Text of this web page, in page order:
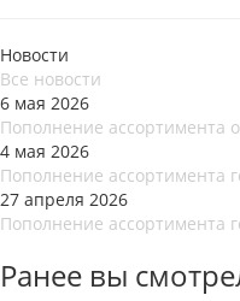
Новости
Все новости
6 мая 2026
Пополнение ассортимента
4 мая 2026
Пополнение ассортимента
27 апреля 2026
Пополнение ассортимента
Ранее вы